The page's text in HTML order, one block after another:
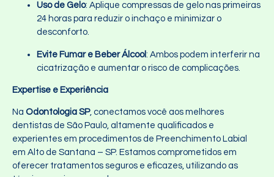
Uso de Gelo: Aplique compressas de gelo nas primeiras
24 horas para reduzir o inchaço e minimizar o
desconforto.
Evite Fumar e Beber Álcool: Ambos podem interferir na
cicatrização e aumentar o risco de complicações.
Expertise e Experiência
Na Odontologia SP, conectamos você aos melhores
dentistas de São Paulo, altamente qualificados e
experientes em procedimentos de Preenchimento Labial
em Alto de Santana – SP. Estamos comprometidos em
oferecer tratamentos seguros e eficazes, utilizando as